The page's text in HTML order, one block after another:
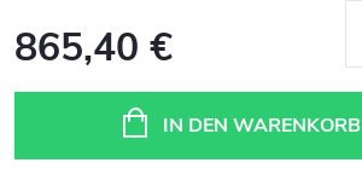
865,40 €
IN DEN WARENKORB